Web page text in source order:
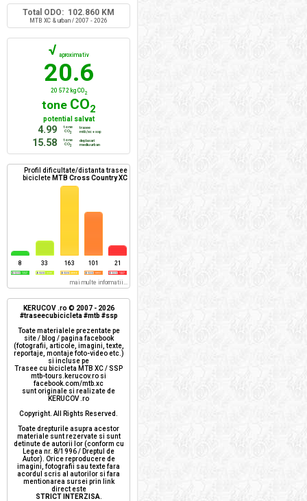
Total ODO: 102.860 KM
MTB XC & urban / 2007 - 2026
√ aproximativ
20.6
20 572 kg CO2
tone CO2
potential salvat
4.99
tone
CO2
trasee
mtb/xc + ssp
15.58
tone
CO2
deplasari
mediu urban
Profil dificultate/distanta trasee
biciclete MTB Cross Country XC
8 33 163 101 21
mai multe informatii...
KERUCOV .ro © 2007 - 2026
#traseecubicicleta #mtb #ssp
Toate materialele prezentate pe
site / blog / pagina facebook
(fotografii, articole, imagini, texte,
reportaje, montaje foto-video etc.)
si incluse pe
Trasee cu bicicleta MTB XC / SSP
mtb-tours.kerucov.ro si
facebook.com/mtb.xc
sunt originale si realizate de
KERUCOV .ro
Copyright. All Rights Reserved.
Toate drepturile asupra acestor
materiale sunt rezervate si sunt
detinute de autorii lor (conform cu
Legea nr. 8/1996 / Dreptul de
Autor). Orice reproducere de
imagini, fotografii sau texte fara
acordul scris al autorilor si fara
mentionarea sursei prin link
direct este
STRICT INTERZISA.